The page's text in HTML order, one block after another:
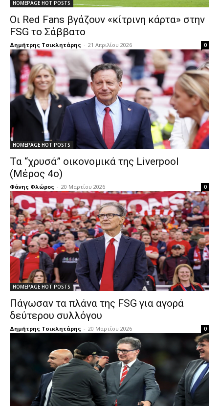
HOMEPAGE HOT POSTS
Οι Red Fans βγάζουν «κίτρινη κάρτα» στην
FSG το Σάββατο
Δημήτρης Τσικλητάρης - 21 Απριλίου 2026 0
HOMEPAGE HOT POSTS
Τα “χρυσά” οικονομικά της Liverpool
(Μέρος 4ο)
Φάνης Φλώρος - 20 Μαρτίου 2026 0
HOMEPAGE HOT POSTS
Πάγωσαν τα πλάνα της FSG για αγορά
δεύτερου συλλόγου
Δημήτρης Τσικλητάρης - 20 Μαρτίου 2026 0